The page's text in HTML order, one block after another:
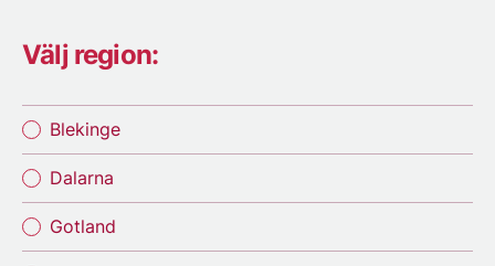
Välj region:
Blekinge
Dalarna
Gotland